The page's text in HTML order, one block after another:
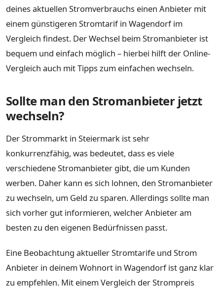
deines aktuellen Stromverbrauchs einen Anbieter mit
einem günstigeren Stromtarif in Wagendorf im
Vergleich findest. Der Wechsel beim Stromanbieter ist
bequem und einfach möglich – hierbei hilft der Online-
Vergleich auch mit Tipps zum einfachen wechseln.
Sollte man den Stromanbieter jetzt
wechseln?
Der Strommarkt in Steiermark ist sehr
konkurrenzfähig, was bedeutet, dass es viele
verschiedene Stromanbieter gibt, die um Kunden
werben. Daher kann es sich lohnen, den Stromanbieter
zu wechseln, um Geld zu sparen. Allerdings sollte man
sich vorher gut informieren, welcher Anbieter am
besten zu den eigenen Bedürfnissen passt.
Eine Beobachtung aktueller Stromtarife und Strom
Anbieter in deinem Wohnort in Wagendorf ist ganz klar
zu empfehlen. Mit einem Vergleich der Strompreis